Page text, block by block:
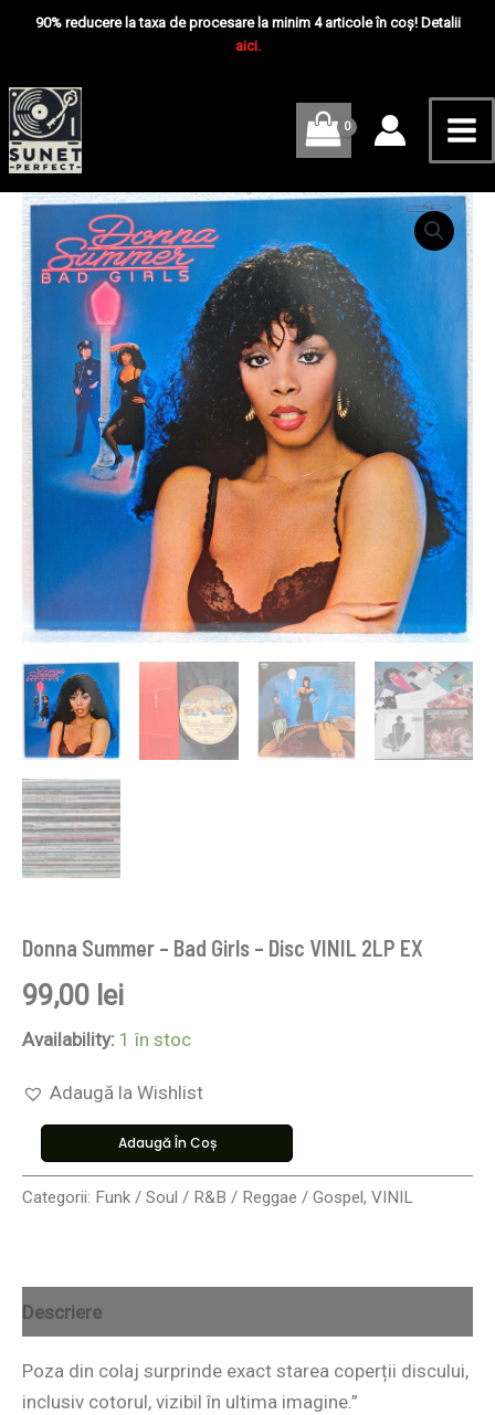
90% reducere la taxa de procesare la minim 4 articole în coș! Detalii
aici.
Donna Summer – Bad Girls – Disc VINIL 2LP EX
99,00 lei
Availability: 1 în stoc
Adaugă la Wishlist
Cantitate
Donna
Summer
Bad
Disc
2LP
EX
Adaugă În Coș
Categorii: Funk / Soul / R&B / Reggae / Gospel , VINIL
Descriere
Poza din colaj surprinde exact starea coperții discului,
inclusiv cotorul, vizibil în ultima imagine.”
Girls